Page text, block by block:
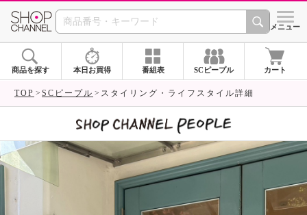
SHOP CHANNEL シメニュー
商品を探す 本日お買得 番組表 SCピープル カート
TOP SCピープル スタイリング・ライフスタイル詳細